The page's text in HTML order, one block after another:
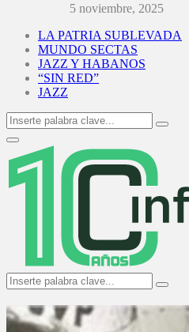
5 noviembre, 2025
LA PATRIA SUBLEVADA
MUNDO SECTAS
JAZZ Y HABANOS
“SIN RED”
JAZZ
Search
for:
Search
Primary
Menu
Search
for:
Search